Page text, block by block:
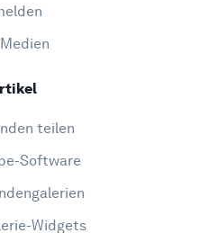
teilen
Software
Widgets